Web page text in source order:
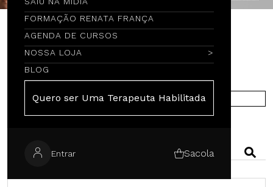
FORMAÇÃO RENATA FRANÇA
AGENDA DE CURSOS
NOSSA LOJA
BLOG
Quero ser Uma Terapeuta Habilitada
Entrar Sacola
Encontre por Nome
COMPRE NA EUROPA